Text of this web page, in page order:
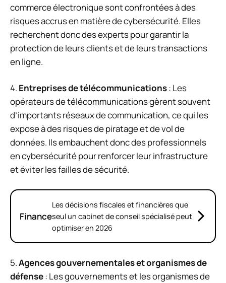
commerce électronique sont confrontées à des
risques accrus en matière de cybersécurité. Elles
recherchent donc des experts pour garantir la
protection de leurs clients et de leurs transactions
en ligne.
4. Entreprises de télécommunications: Les
opérateurs de télécommunications gèrent souvent
d’importants réseaux de communication, ce qui les
expose à des risques de piratage et de vol de
données. Ils embauchent donc des professionnels
en cybersécurité pour renforcer leur infrastructure
et éviter les failles de sécurité.
Finance
Les décisions fiscales et financières que
seul un cabinet de conseil spécialisé peut
optimiser en 2026
5.Agences gouvernementales et organismes de
défense: Les gouvernements et les organismes de